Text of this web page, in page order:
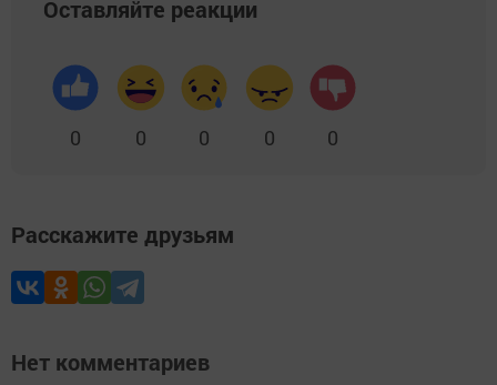
Оставляйте реакции
0 0 0 0 0
Расскажите друзьям
Нет комментариев